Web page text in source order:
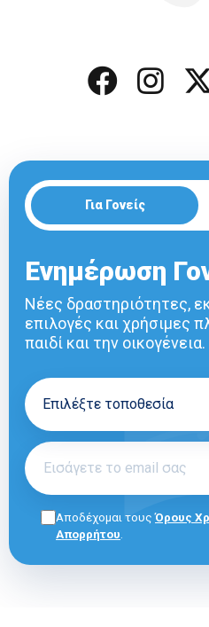
Για Γονείς
Ενημέρωση
Νέες δραστηριότητες,
επιλογές και χρήσιμες
παιδί και την οικογένεια.
Αποδέχομαι τουςΌρους
Απορρήτου